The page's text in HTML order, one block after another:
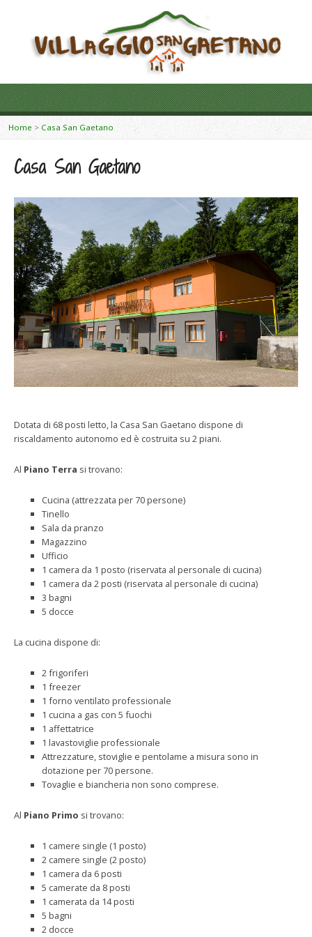
Home > Casa San Gaetano
Casa San Gaetano
Dotata di 68 posti letto, la Casa San Gaetano dispone di
riscaldamento autonomo ed è costruita su 2 piani.
Al Piano Terra si trovano:
Cucina (attrezzata per 70 persone)
Tinello
Sala da pranzo
Magazzino
Ufficio
1 camera da 1 posto (riservata al personale di cucina)
1 camera da 2 posti (riservata al personale di cucina)
3 bagni
5 docce
La cucina dispone di:
2 frigoriferi
1 freezer
1 forno ventilato professionale
1 cucina a gas con 5 fuochi
1 affettatrice
1 lavastoviglie professionale
Attrezzature, stoviglie e pentolame a misura sono in
dotazione per 70 persone.
Tovaglie e biancheria non sono comprese.
Al Piano Primo si trovano:
1 camere single (1 posto)
2 camere single (2 posto)
1 camera da 6 posti
5 camerate da 8 posti
1 camerata da 14 posti
5 bagni
2 docce